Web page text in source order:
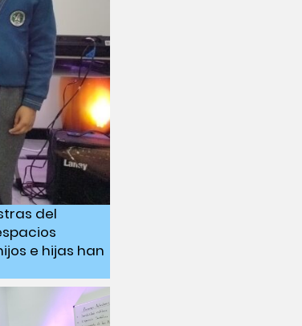
del
e hijas han